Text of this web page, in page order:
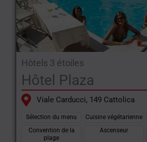
Hôtels 3 étoiles
Hôtel Plaza
Viale Carducci, 149 Cattolica
Sélection du menu Cuisine végétarienne
Convention de la
plage
Ascenseur